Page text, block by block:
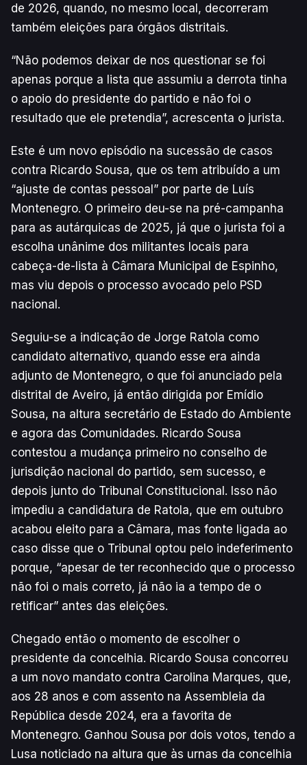
de 2026, quando, no mesmo local, decorreram
também eleições para órgãos distritais.
“Não podemos deixar de nos questionar se foi
apenas porque a lista que assumiu a derrota tinha
o apoio do presidente do partido e não foi o
resultado que ele pretendia”, acrescenta o jurista.
Este é um novo episódio na sucessão de casos
contra Ricardo Sousa, que os tem atribuído a um
“ajuste de contas pessoal” por parte de Luís
Montenegro. O primeiro deu-se na pré-campanha
para as autárquicas de 2025, já que o jurista foi a
escolha unânime dos militantes locais para
cabeça-de-lista à Câmara Municipal de Espinho,
mas viu depois o processo avocado pelo PSD
nacional.
Seguiu-se a indicação de Jorge Ratola como
candidato alternativo, quando esse era ainda
adjunto de Montenegro, o que foi anunciado pela
distrital de Aveiro, já então dirigida por Emídio
Sousa, na altura secretário de Estado do Ambiente
e agora das Comunidades. Ricardo Sousa
contestou a mudança primeiro no conselho de
jurisdição nacional do partido, sem sucesso, e
depois junto do Tribunal Constitucional. Isso não
impediu a candidatura de Ratola, que em outubro
acabou eleito para a Câmara, mas fonte ligada ao
caso disse que o Tribunal optou pelo indeferimento
porque, “apesar de ter reconhecido que o processo
não foi o mais correto, já não ia a tempo de o
retificar” antes das eleições.
Chegado então o momento de escolher o
presidente da concelhia. Ricardo Sousa concorreu
a um novo mandato contra Carolina Marques, que,
aos 28 anos e com assento na Assembleia da
República desde 2024, era a favorita de
Montenegro. Ganhou Sousa por dois votos, tendo a
Lusa noticiado na altura que às urnas da concelhia